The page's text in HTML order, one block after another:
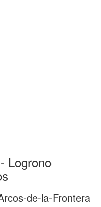
Logrono
de-la-Frontera